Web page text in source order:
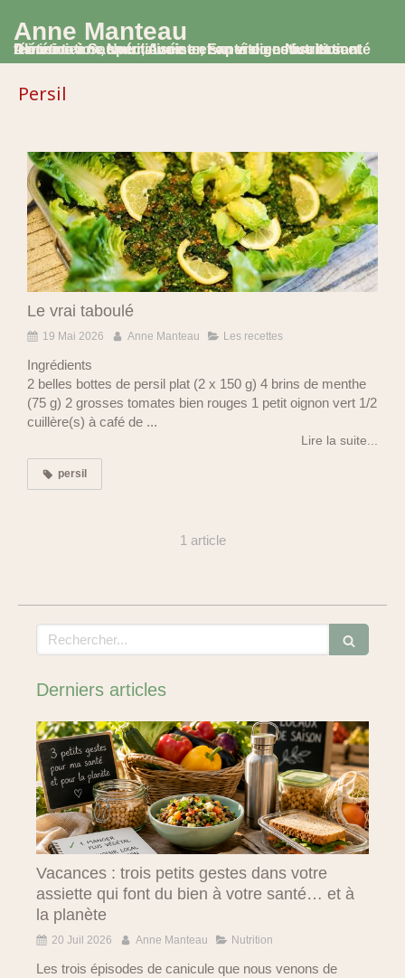
Anne Manteau
Diététicienne Nutritionniste, Experte en Nutrition et Alimentation, spécialisée en santé digestive et santé féminine à Saumur, Avoine et en visio consultation
Persil
Le vrai taboulé
19 Mai 2026 Anne Manteau Les recettes
Ingrédients
2 belles bottes de persil plat (2 x 150 g) 4 brins de menthe
(75 g) 2 grosses tomates bien rouges 1 petit oignon vert 1/2
cuillère(s) à café de ...
Lire la suite...
persil
1 article
Rechercher
Derniers articles
Vacances : trois petits gestes dans votre
assiette qui font du bien à votre santé… et à
la planète
20 Juil 2026 Anne Manteau Nutrition
Les trois épisodes de canicule que nous venons de